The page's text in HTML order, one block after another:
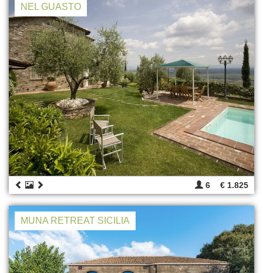
NEL GUASTO
6 € 1.825
MUNA RETREAT SICILIA